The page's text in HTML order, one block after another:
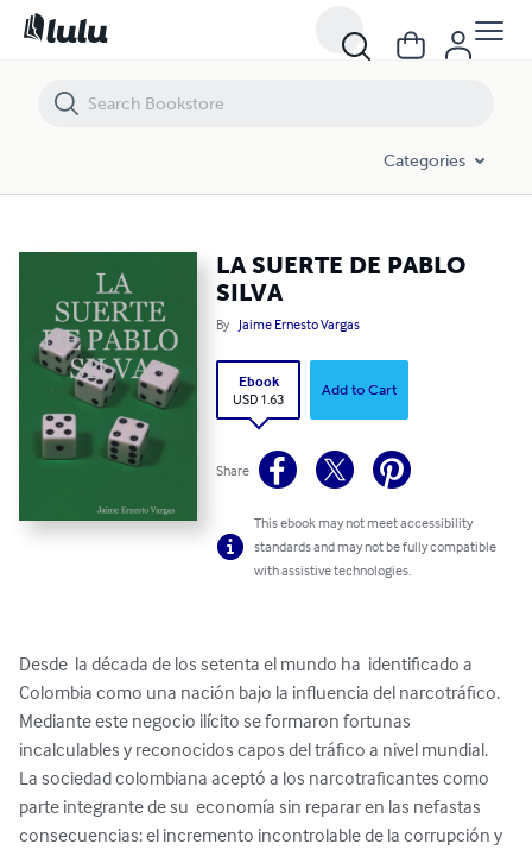
Categories
LA SUERTE DE PABLO
SILVA
By Jaime Ernesto Vargas
Ebook
USD 1.63
Add to Cart
Share
This ebook may not meet accessibility
standards and may not be fully compatible
with assistive technologies.
Desde  la década de los setenta el mundo ha  identificado a
Colombia como una nación bajo la influencia del narcotráfico.
Mediante este negocio ilícito se formaron fortunas
incalculables y reconocidos capos del tráfico a nivel mundial.
La sociedad colombiana aceptó a los narcotraficantes como
parte integrante de su  economía sin reparar en las nefastas
consecuencias: el incremento incontrolable de la corrupción y
LA SUERTE DE PABLO SILVA